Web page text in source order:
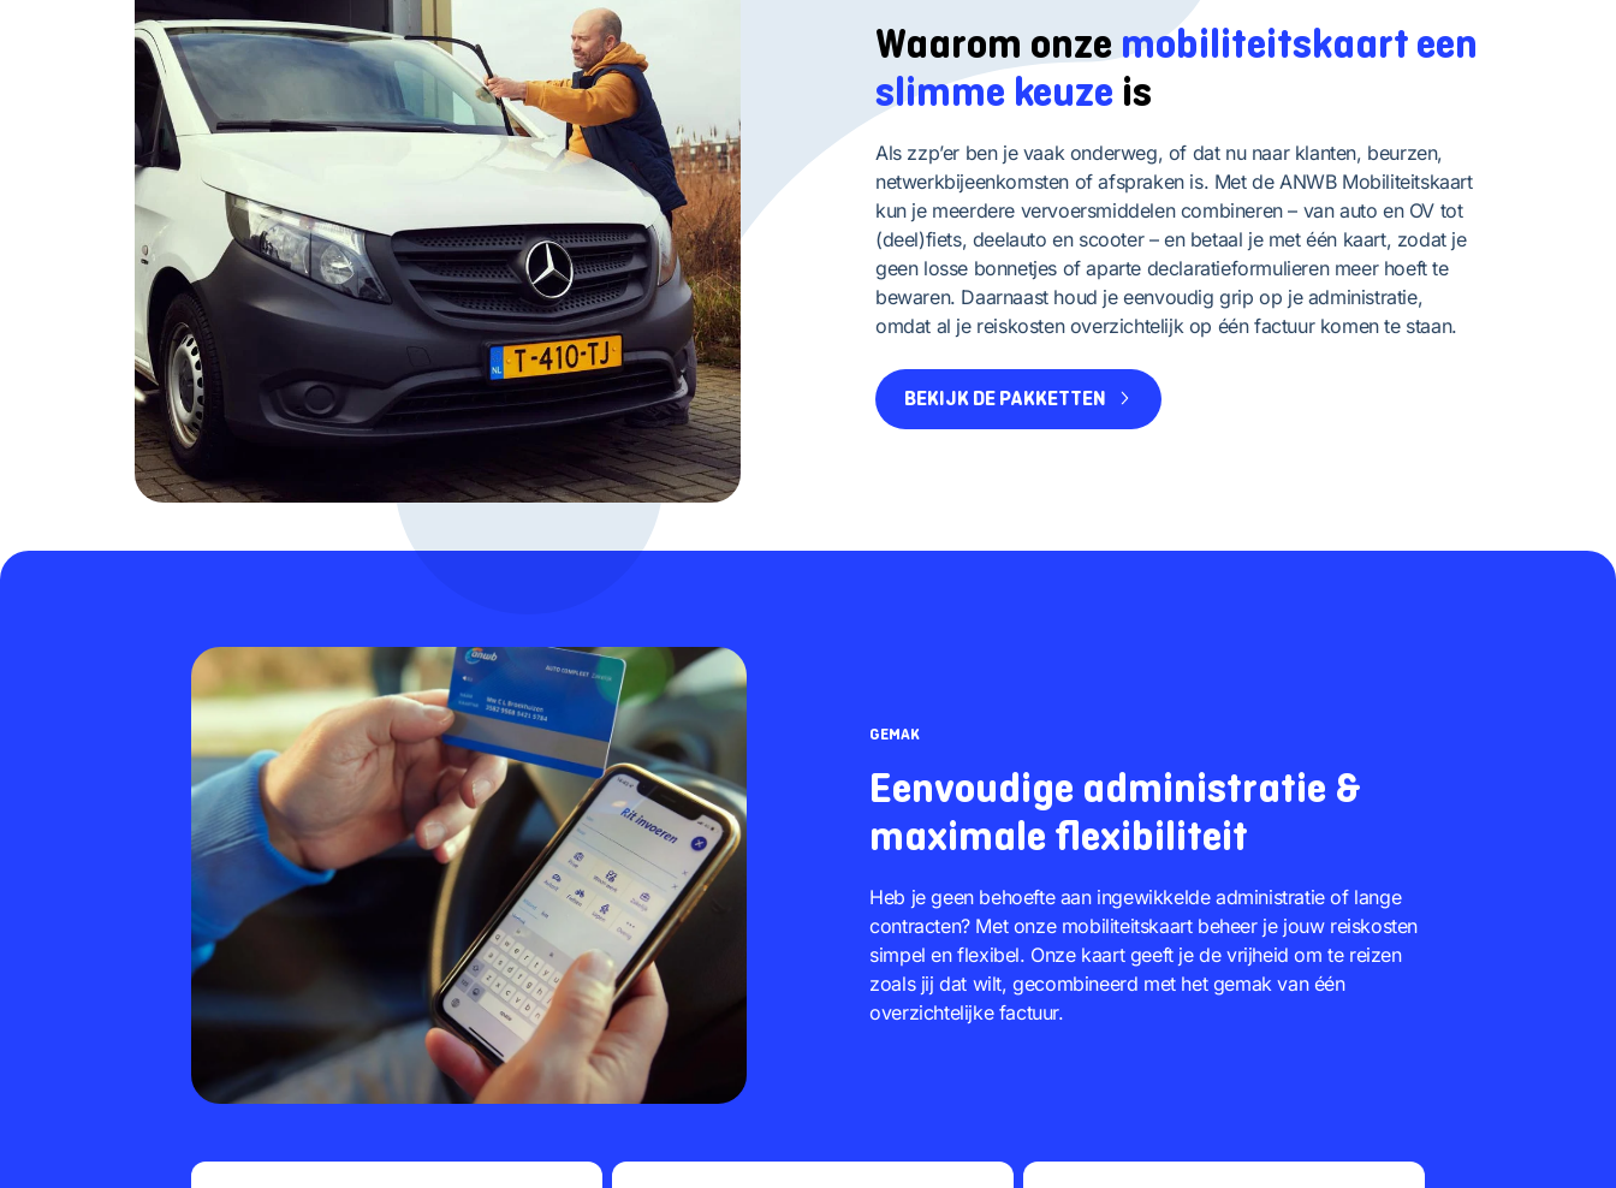
Waarom onzemobiliteitskaart een
slimme keuze is
Als zzp’er ben je vaak onderweg, of dat nu naar klanten, beurzen,
netwerkbijeenkomsten of afspraken is. Met de ANWB Mobiliteitskaart
kun je meerdere vervoersmiddelen combineren – van auto en OV tot
(deel)fiets, deelauto en scooter – en betaal je met één kaart, zodat je
geen losse bonnetjes of aparte declaratieformulieren meer hoeft te
bewaren. Daarnaast houd je eenvoudig grip op je administratie,
omdat al je reiskosten overzichtelijk op één factuur komen te staan.
BEKIJK DE PAKKETTEN
GEMAK
Eenvoudige administratie &
maximale flexibiliteit
Heb je geen behoefte aan ingewikkelde administratie of lange
contracten? Met onze mobiliteitskaart beheer je jouw reiskosten
simpel en flexibel. Onze kaart geeft je de vrijheid om te reizen
zoals jij dat wilt, gecombineerd met het gemak van één
overzichtelijke factuur.